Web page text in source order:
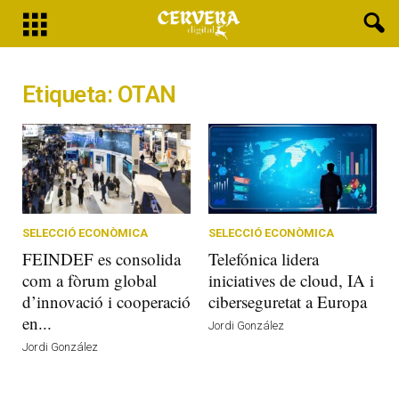
Etiqueta: OTAN
SELECCIÓ ECONÒMICA
FEINDEF es consolida
com a fòrum global
d’innovació i cooperació
en...
Jordi González
SELECCIÓ ECONÒMICA
Telefónica lidera
iniciatives de cloud, IA i
ciberseguretat a Europa
Jordi González